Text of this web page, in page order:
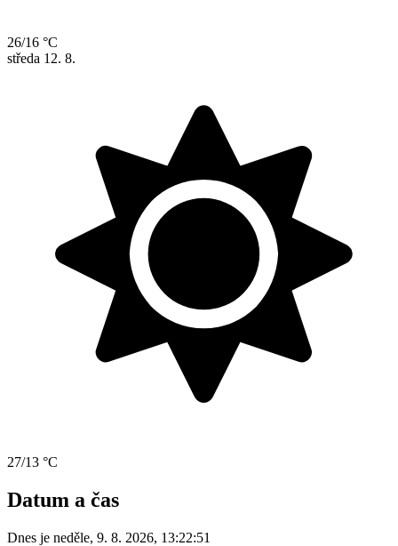
26/16 °C
středa 12. 8.
27/13 °C
Datum a čas
Dnes je neděle, 9. 8. 2026, 13:22:51